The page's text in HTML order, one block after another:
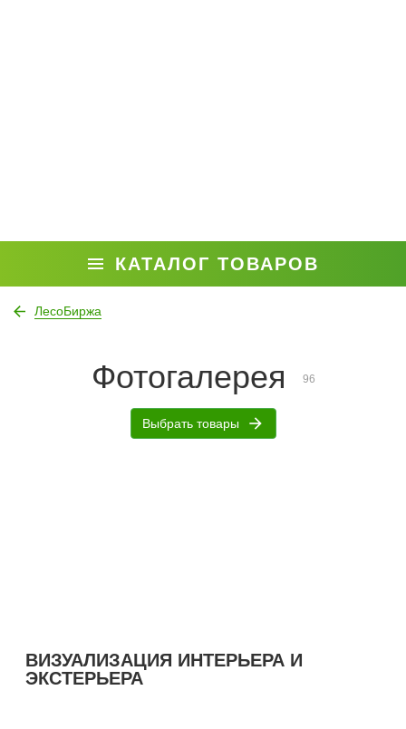
КАТАЛОГ ТОВАРОВ
ЛесоБиржа
Фотогалерея 96
Выбрать товары arrow_forward
ВИЗУАЛИЗАЦИЯ ИНТЕРЬЕРА И
ЭКСТЕРЬЕРА